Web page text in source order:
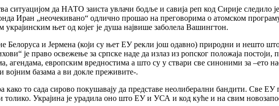
ситуацијом да НАТО заиста увлачи бодље и савија реп код Сирије
Иран „неочекивано“ одлично прошао на преговорима о атомском
њет од којег је душа највише заболела Вашингтон.
и Јермена (који су њет ЕУ рекли још одавно) природни и нешто што
је право освежење за српске наде да излаз из ропског положаја постоји,
европским вредностима а што су у ствари све синоними за –ето
базама а ви докле преживите-.
како то сада сирово покушавају да представе неолиберални бандити. Све
толико. Украјина је урадила оно што ЕУ и УСА и код куће и на свим